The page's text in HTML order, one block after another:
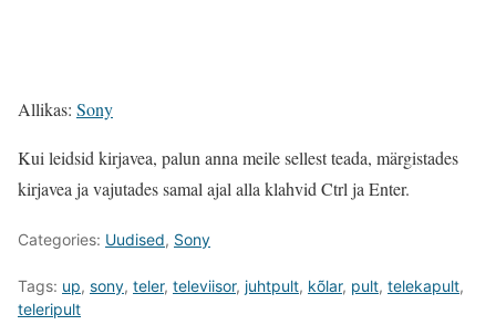
Allikas: Sony
Kui leidsid kirjavea, palun anna meile sellest teada, märgistades
kirjavea ja vajutades samal ajal alla klahvid Ctrl ja Enter.
Categories: Uudised, Sony
Tags: up, sony, teler, televiisor, juhtpult, kõlar, pult, telekapult,
teleripult